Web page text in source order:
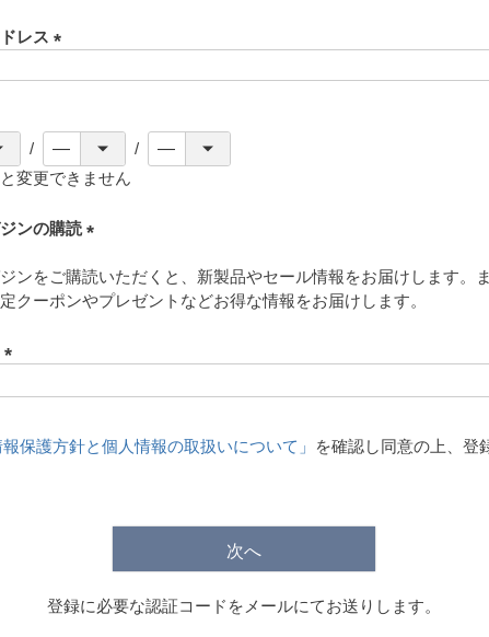
レス
変更できません
ンの購読
必
須
ンをご購読いただくと、新製品やセール情報をお届けします。
クーポンやプレゼントなどお得な情報をお届けします。
)報保護方針と個人情報の取扱いについて」
を確認し同意の上、登
次へ
登録に必要な認証コードをメールにてお送りします。